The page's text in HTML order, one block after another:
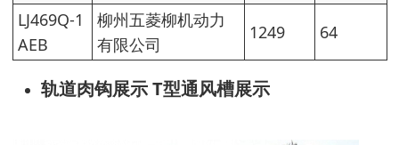
LJ469Q-1
AEB
柳州五菱柳机动力
有限公司
1249 64
轨道肉钩展示 T型通风槽展示